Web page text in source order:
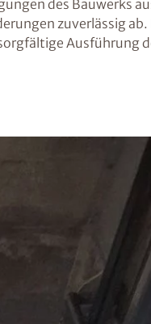
des Bauwerks
zuverlässig
Ausführung